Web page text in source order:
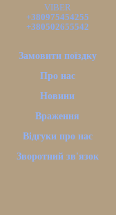
VIBER
+380975454255
+380502655542
Замовити поїздку
Про нас
Новини
Враження
Відгуки про нас
Зворотний зв'язок